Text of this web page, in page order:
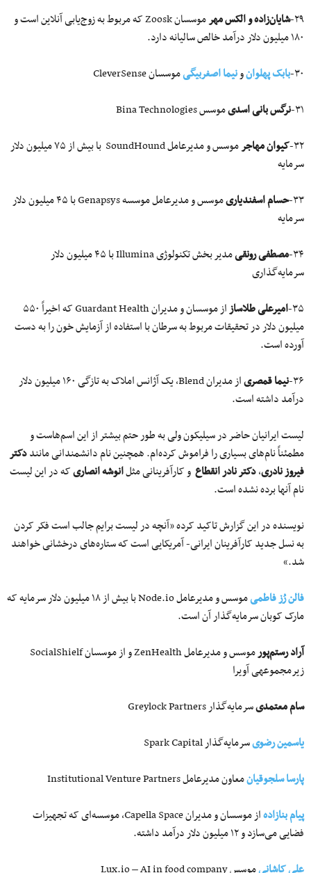
۲۹- شایان‌زاده و الکس مهر
موسسان Zoosk که مربوط به زوج‌یابی آنلاین است و
۱۸۰ میلیون دلار درآمد خالص سالیانه دارد.
۳۰- بابک پهلوانونیما اصغربیگیموسسان CleverSense
۳۱- نرگس بانی اسدیموسس Bina Technologies
۳۲- کیوان مهاجر
موسس و مدیرعامل SoundHound با بیش از ۷۵ میلیون دلار
سرمایه
۳۳- حسام اسفندیاری
موسس و مدیرعامل موسسه Genapsys با ۴۵ میلیون دلار
سرمایه
۳۴- مصطفی رونقی
مدیر بخش تکنولوژی Illumina با ۴۵ میلیون دلار
سرمایه‌گذاری
۳۵- امیرعلی طلاساز
از موسسان و مدیران Guardant Health که اخیراً ۵۵۰
میلیون دلار در تحقیقات مربوط به سرطان با استفاده از آزمایش خون را به دست
آورده است.
۳۶- نیما قمصری
از مدیران Blend، یک آژانس املاک به تازگی ۱۶۰ میلیون دلار
درآمد داشته است.
لیست ایرانیان حاضر در سیلیکون ولی به طور حتم بیشتر از این اسم‌هاست و
مطمئناً نام‌های بسیاری را فراموش کرده‌ام. همچنین نام دانشمندانی ماننددکتر
فیروز نادری،دکتر نادر انقطاع و کارآفرینانی مثلانوشه انصاریکه در این لیست
نام آنها برده نشده است.
نویسنده در این گزارش تاکید کرده «آنچه در لیست برایم جالب است فکر کردن
به نسل جدید کارآفرینان ایرانی- آمریکایی است که ستاره‌های درخشانی خواهند
شد.»
فالن رُز فاطمی
موسس و مدیرعامل Node.io با بیش از ۱۸ میلیون دلار سرمایه که
مارک کوبان سرمایه‌گذار آن است.
آراد رستم‌پور
موسس و مدیرعامل ZenHealth و از موسسان SocialShielf
زیرمجموعه‎ی آویرا
سام معتمدیسرمایه‌گذار Greylock Partners
یاسمین رضویسرمایه‌گذار Spark Capital
پارسا سلجوقیانمعاون مدیرعامل Institutional Venture Partners
پیام بنازاده
از موسسان و مدیران Capella Space، موسسه‌ای که تجهیزات
فضایی می‌سازد و ۱۲ میلیون دلار درآمد داشته.